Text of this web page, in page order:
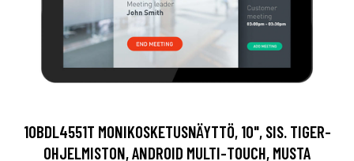
10BDL4551T MONIKOSKETUSNÄYTTÖ, 10", SIS. TIGER-
OHJELMISTON, ANDROID MULTI-TOUCH, MUSTA